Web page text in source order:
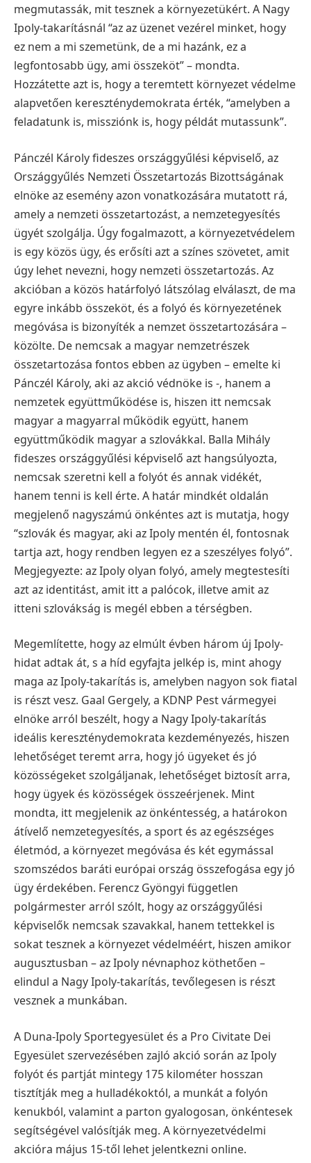
megmutassák, mit tesznek a környezetükért. A Nagy
Ipoly-takarításnál “az az üzenet vezérel minket, hogy
ez nem a mi szemetünk, de a mi hazánk, ez a
legfontosabb ügy, ami összeköt” – mondta.
Hozzátette azt is, hogy a teremtett környezet védelme
alapvetően kereszténydemokrata érték, “amelyben a
feladatunk is, missziónk is, hogy példát mutassunk”.
Pánczél Károly fideszes országgyűlési képviselő, az
Országgyűlés Nemzeti Összetartozás Bizottságának
elnöke az esemény azon vonatkozására mutatott rá,
amely a nemzeti összetartozást, a nemzetegyesítés
ügyét szolgálja. Úgy fogalmazott, a környezetvédelem
is egy közös ügy, és erősíti azt a színes szövetet, amit
úgy lehet nevezni, hogy nemzeti összetartozás. Az
akcióban a közös határfolyó látszólag elválaszt, de ma
egyre inkább összeköt, és a folyó és környezetének
megóvása is bizonyíték a nemzet összetartozására –
közölte. De nemcsak a magyar nemzetrészek
összetartozása fontos ebben az ügyben – emelte ki
Pánczél Károly, aki az akció védnöke is -, hanem a
nemzetek együttműködése is, hiszen itt nemcsak
magyar a magyarral működik együtt, hanem
együttműködik magyar a szlovákkal. Balla Mihály
fideszes országgyűlési képviselő azt hangsúlyozta,
nemcsak szeretni kell a folyót és annak vidékét,
hanem tenni is kell érte. A határ mindkét oldalán
megjelenő nagyszámú önkéntes azt is mutatja, hogy
“szlovák és magyar, aki az Ipoly mentén él, fontosnak
tartja azt, hogy rendben legyen ez a szeszélyes folyó”.
Megjegyezte: az Ipoly olyan folyó, amely megtestesíti
azt az identitást, amit itt a palócok, illetve amit az
itteni szlovákság is megél ebben a térségben.
Megemlítette, hogy az elmúlt évben három új Ipoly-
hidat adtak át, s a híd egyfajta jelkép is, mint ahogy
maga az Ipoly-takarítás is, amelyben nagyon sok fiatal
is részt vesz. Gaal Gergely, a KDNP Pest vármegyei
elnöke arról beszélt, hogy a Nagy Ipoly-takarítás
ideális kereszténydemokrata kezdeményezés, hiszen
lehetőséget teremt arra, hogy jó ügyeket és jó
közösségeket szolgáljanak, lehetőséget biztosít arra,
hogy ügyek és közösségek összeérjenek. Mint
mondta, itt megjelenik az önkéntesség, a határokon
átívelő nemzetegyesítés, a sport és az egészséges
életmód, a környezet megóvása és két egymással
szomszédos baráti európai ország összefogása egy jó
ügy érdekében. Ferencz Gyöngyi független
polgármester arról szólt, hogy az országgyűlési
képviselők nemcsak szavakkal, hanem tettekkel is
sokat tesznek a környezet védelméért, hiszen amikor
augusztusban – az Ipoly névnaphoz köthetően –
elindul a Nagy Ipoly-takarítás, tevőlegesen is részt
vesznek a munkában.
A Duna-Ipoly Sportegyesület és a Pro Civitate Dei
Egyesület szervezésében zajló akció során az Ipoly
folyót és partját mintegy 175 kilométer hosszan
tisztítják meg a hulladékoktól, a munkát a folyón
kenukból, valamint a parton gyalogosan, önkéntesek
segítségével valósítják meg. A környezetvédelmi
akcióra május 15-től lehet jelentkezni online.